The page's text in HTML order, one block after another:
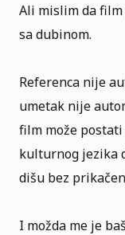
Ali mislim da
sa dubinom.
Referenca nije
umetak nije
film može
kulturnog jezika
dišu bez
I možda me je